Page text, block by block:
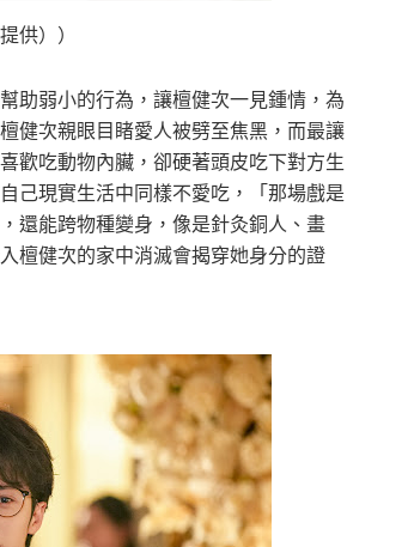
供））
助弱小的行為，讓檀健次一見鍾情，為
健次親眼目睹愛人被劈至焦黑，而最讓
歡吃動物內臟，卻硬著頭皮吃下對方生
己現實生活中同樣不愛吃，「那場戲是
還能跨物種變身，像是針灸銅人、畫
檀健次的家中消滅會揭穿她身分的證